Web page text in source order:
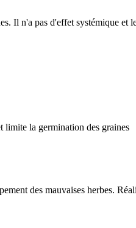
Il n'a pas d'effet systémique et
la germination des graines
des mauvaises herbes.